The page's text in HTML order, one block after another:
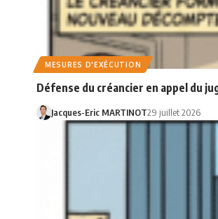
MESURES D'EXÉCUTION
Défense du créancier en appel du
Jacques-Eric MARTINOT29 juillet 2026